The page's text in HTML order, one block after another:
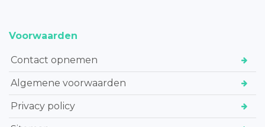
Voorwaarden
Contact opnemen
Algemene voorwaarden
Privacy policy